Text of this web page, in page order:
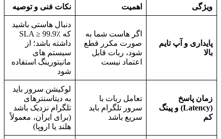
ویژگی اهمیت نکات فنی و توصیه
پایداری و آپ تایم
بالا
اگر هاست شما به
صورت مکرر قطع
شود، ربات قابل
اعتماد نیست
دنبال هاستی باشید
که SLA ≥ 99.9٪
داشته باشد؛ از
سیستم های
مانیتورینگ استفاده
شود
زمان پاسخ
(Latency) و پینگ
کم
تعامل ربات با
سرور تلگرام باید
سریع باشد
لوکیشن سرور باید
به دیتاسنترهای
تلگرام نزدیک باشد
(برای ایران، معمولاً
هلند یا اروپا)